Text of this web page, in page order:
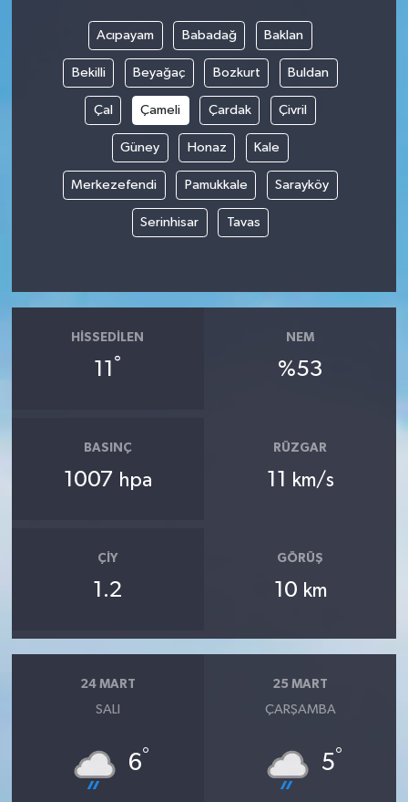
Acıpayam Babadağ Baklan
Bekilli Beyağaç Bozkurt Buldan
Çal Çameli Çardak Çivril
Güney Honaz Kale
Merkezefendi Pamukkale Sarayköy
Serinhisar Tavas
HISSEDILEN
11 °
NEM
%53
BASINÇ
1007 hpa
RÜZGAR
11 km/s
ÇIY
1.2
GÖRÜŞ
10 km
24 MART
SALI
6°
25 MART
ÇARŞAMBA
5°